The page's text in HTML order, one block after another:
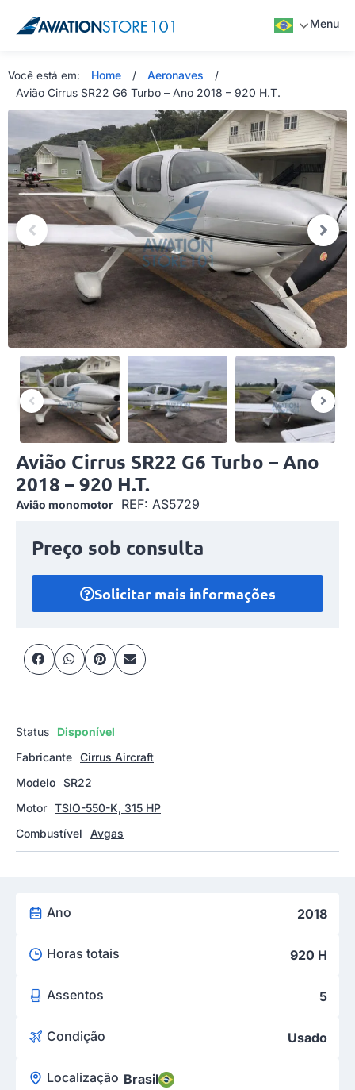
Menu
Você está em: Home / Aeronaves
/
Avião Cirrus SR22 G6 Turbo – Ano 2018 – 920 H.T.
Avião Cirrus SR22 G6 Turbo – Ano
2018 – 920 H.T.
Avião monomotor REF: AS5729
Preço sob consulta
Solicitar mais informações
Status
Disponível
Fabricante Cirrus Aircraft
Modelo SR22
Motor TSIO-550-K, 315 HP
Combustível
Avgas
Ano 2018
Horas totais 920 H
Assentos 5
Condição Usado
Localização Brasil